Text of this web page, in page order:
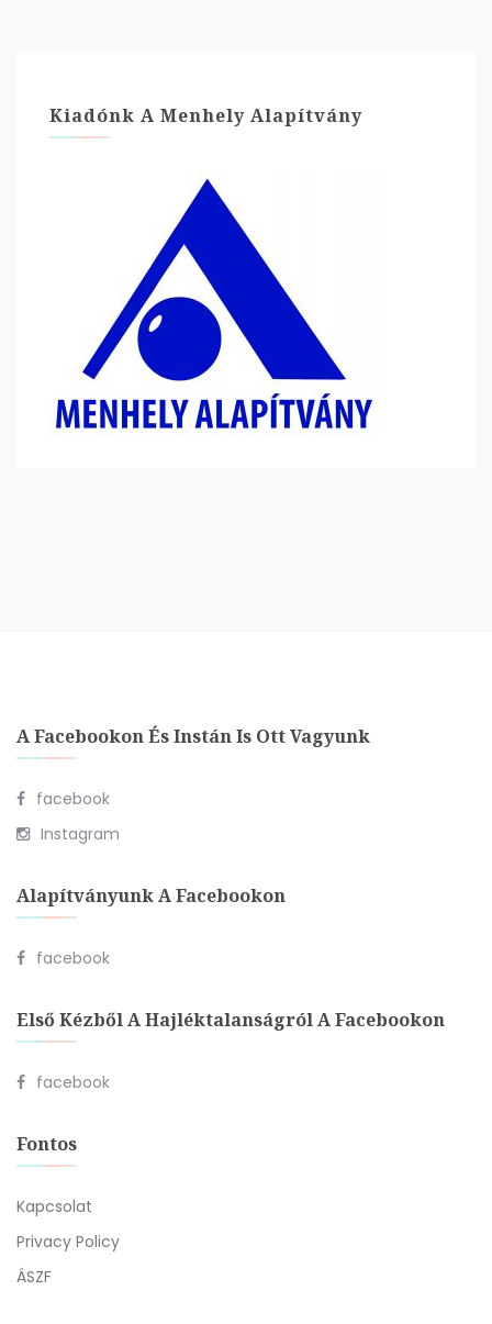
Kiadónk A Menhely Alapítvány
A Facebookon És Instán Is Ott Vagyunk
facebook
Instagram
Alapítványunk A Facebookon
facebook
Első Kézből A Hajléktalanságról A Facebookon
facebook
Fontos
Kapcsolat
Privacy Policy
ÁSZF